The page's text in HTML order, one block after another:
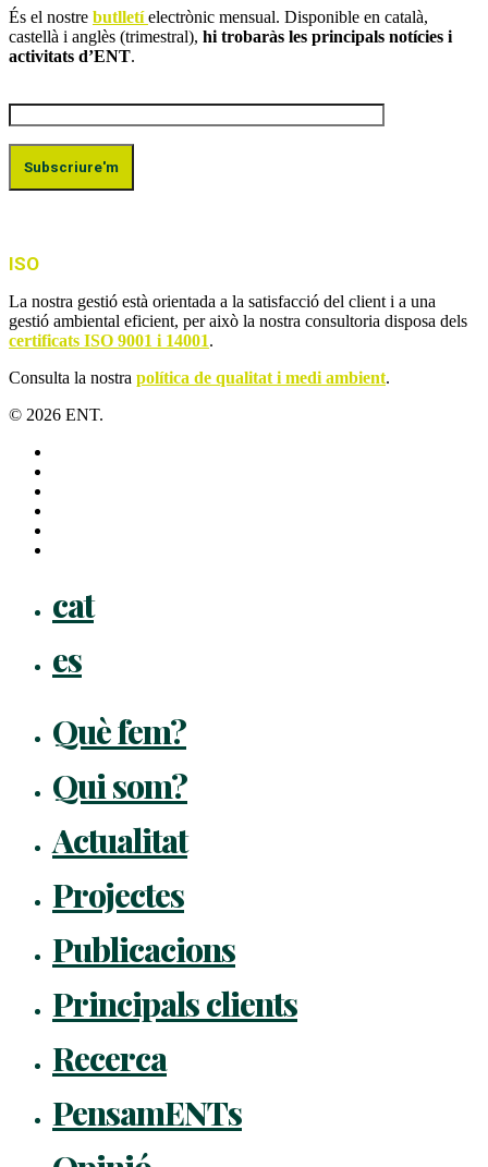
És el nostre butlletí electrònic mensual. Disponible en català,
castellà i anglès (trimestral), hi trobaràs les principals notícies i
activitats d’ENT.
ISO
La nostra gestió està orientada a la satisfacció del client i a una
gestió ambiental eficient, per això la nostra consultoria disposa dels
certificats ISO 9001 i 14001.
Consulta la nostra política de qualitat i medi ambient.
© 2026 ENT.
cat
es
Què fem?
Qui som?
Actualitat
Projectes
Publicacions
Principals clients
Recerca
PensamENTs